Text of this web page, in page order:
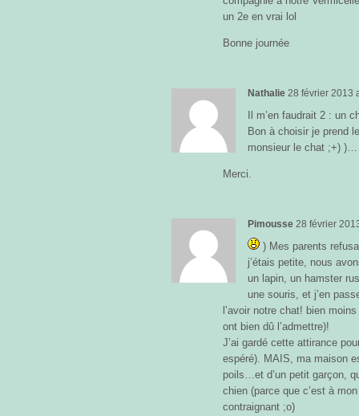
un 2e en vrai lol
Bonne journée
Nathalie 28 février 2013
Il m’en faudrait 2 : un
Bon à choisir je prend
monsieur le chat ;+) )…
Merci.
Pimousse 28 février
) Mes parents
j’étais petite, nous
un lapin, un hamster
une souris, et j’en
l’avoir notre chat! bien
ont bien dû l’admettre)!
J’ai gardé cette attirance
espéré). MAIS, ma maison
poils…et d’un petit garçon,
chien (parce que c’est à
contraignant ;o)